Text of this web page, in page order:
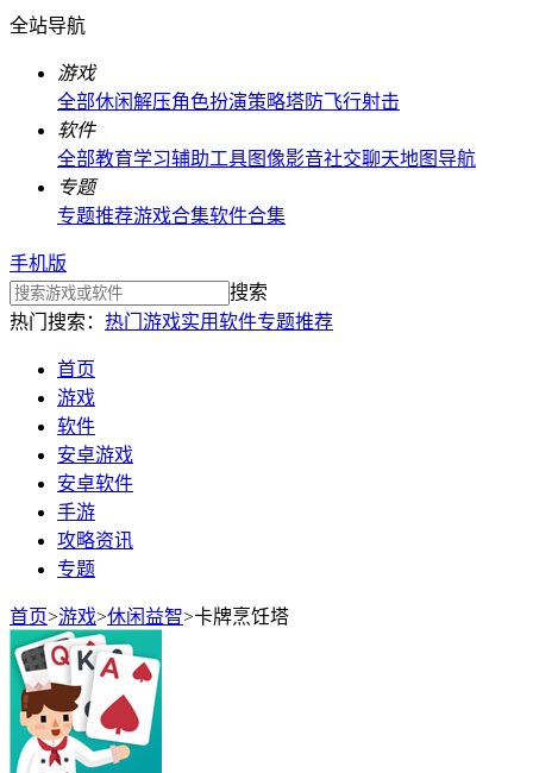
全站导航
游戏
全部休闲解压角色扮演策略塔防飞行射击
软件
全部教育学习辅助工具图像影音社交聊天地图导航
专题
专题推荐游戏合集软件合集
手机版
搜索
热门搜索： 热门游戏实用软件专题推荐
首页
游戏
软件
安卓游戏
安卓软件
手游
攻略资讯
专题
首页>游戏>休闲益智>卡牌烹饪塔